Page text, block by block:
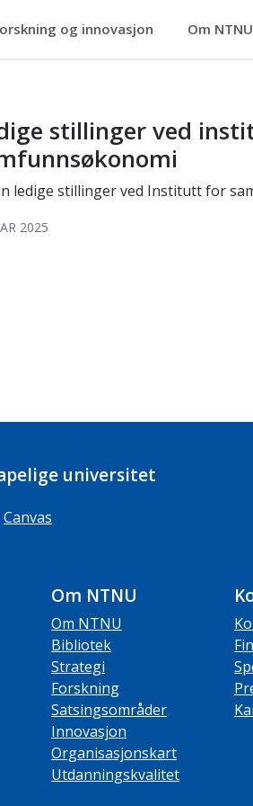
og innovasjon Om NTNU
jobber
stillinger ved
ledige stillinger ved Institutt for
2025
universitet
Canvas
Om NTNU
Om NTNU
Bibliotek
Strategi
Forskning
Satsingsområder
Innovasjon
Organisasjonskart
Utdanningskvalitet